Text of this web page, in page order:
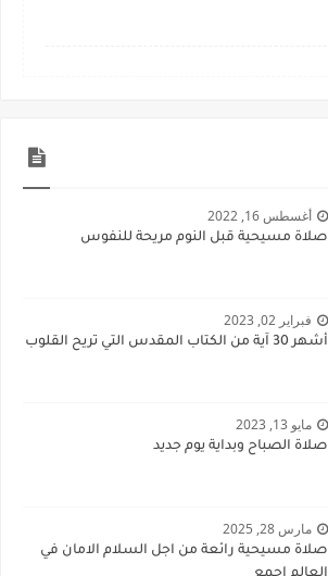
أغسطس 16, 2022
صلاة مسيحية قبل النوم مريحة للنفوس
فبراير 02, 2023
أشهر 30 آية من الكتاب المقدس التي تريح القلوب
مايو 13, 2023
صلاة الصباح وبداية يوم جديد
مارس 28, 2025
صلاة مسيحية رائعة من اجل السلام الامان في